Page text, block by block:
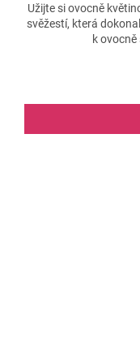
Užijte si ovocně
svěžestí, která
k